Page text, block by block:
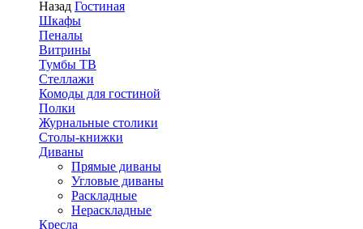
Назад Гостиная
Шкафы
Пеналы
Витрины
Тумбы ТВ
Стеллажи
Комоды для гостиной
Полки
Журнальные столики
Столы-книжки
Диваны
Прямые диваны
Угловые диваны
Раскладные
Нераскладные
Кресла